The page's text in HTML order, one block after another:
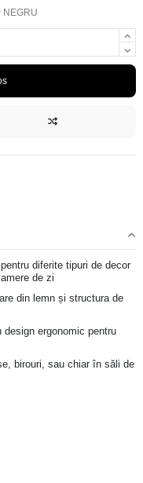
NEGRU
diferite tipuri de decor
de zi
din lemn și structura de
ergonomic pentru
birouri, sau chiar în săli de